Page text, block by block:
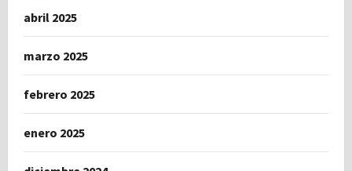
abril 2025
marzo 2025
febrero 2025
enero 2025